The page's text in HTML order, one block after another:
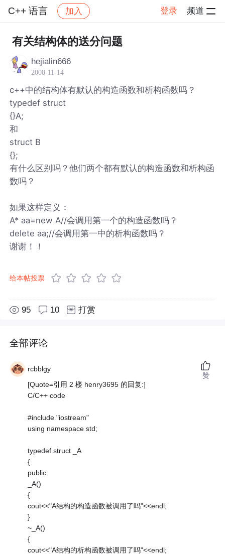
C++ 语言 加入 登录 频道
社区 C++ 语言 帖子详情
有关结构体的送分问题
hejialin666
2008-11-14
c++中的结构体有默认的构造函数和析构函数吗？
typedef struct
{}A;
和
struct B
{};
有什么区别吗？他们两个都有默认的构造函数和析构函
数吗？
如果这样定义：
A* aa=new A//会调用第一个的构造函数吗？
delete aa;//会调用第一中的析构函数吗？
谢谢！！
给本帖投票
95 10 打赏
全部评论
rcbblgy
[Quote=引用 2 楼 henry3695 的回复:]
C/C++ code
#include "iostream"
using namespace std;
typedef struct _A
{
public:
_A()
{
cout<<"A结构的构造函数被调用了吗"<<endl;
}
~_A()
{
cout<<"A结构的析构函数被调用了吗"<<endl;
赞